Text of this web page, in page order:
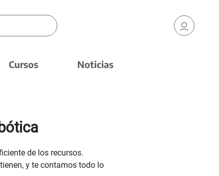
Cursos Noticias
de los recursos.
y te contamos todo lo